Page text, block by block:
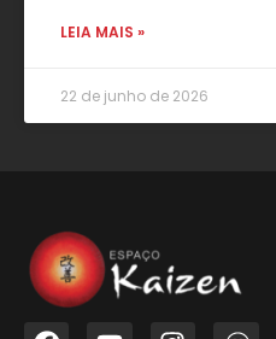
LEIA MAIS »
22 de junho de 2026